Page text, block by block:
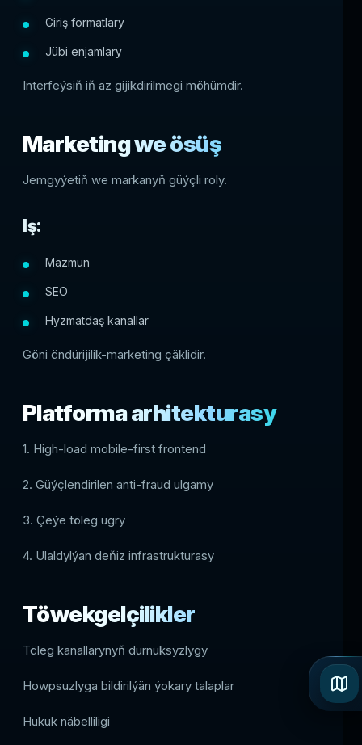
Giriş formatlary
Jübi enjamlary
Interfeýsiň iň az gijikdirilmegi möhümdir.
Marketing we ösüş
Jemgyýetiň we markanyň güýçli roly.
Iş:
Mazmun
SEO
Hyzmatdaş kanallar
Göni öndürijilik-marketing çäklidir.
Platforma arhitekturasy
1. High-load mobile-first frontend
2. Güýçlendirilen anti-fraud ulgamy
3. Çeýe töleg ugry
4. Ulaldylýan deňiz infrastrukturasy
Töwekgelçilikler
Töleg kanallarynyň durnuksyzlygy
Howpsuzlyga bildirilýän ýokary talaplar
Hukuk näbelliligi